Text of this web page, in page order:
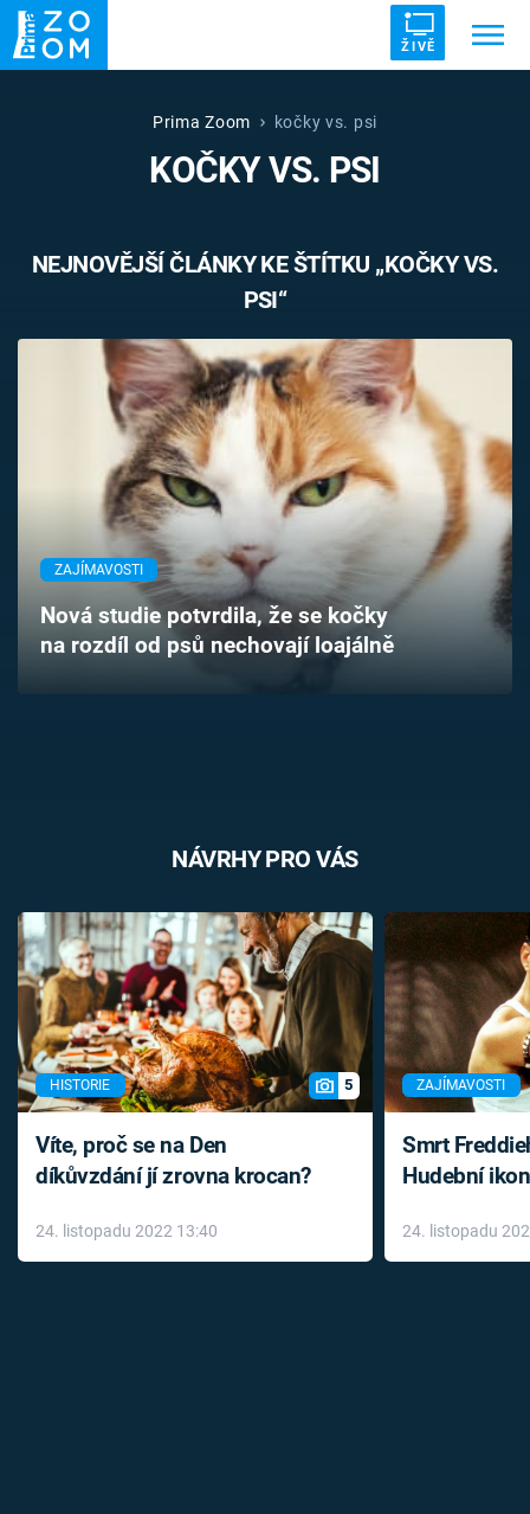
ŽIVĚ
UFO DRUHÁ SVĚTOVÁ VÁLKA
VETŘELCI DÁVNOVĚKU
Témata
TV Program
Časopis
Sledujte prima+
Prima Zoom kočky vs. psi
KOČKY VS. PSI
NEJNOVĚJŠÍ ČLÁNKY KE ŠTÍTKU „KOČKY VS.
PSI“
ZAJÍMAVOSTI
Nová studie potvrdila, že se kočky
na rozdíl od psů nechovají loajálně
NÁVRHY PRO VÁS
HISTORIE 5
Víte, proč se na Den
díkůvzdání jí zrovna krocan?
24. listopadu 2022 13:40
ZAJÍMAVOSTI
Smrt
Hudební
léky
24. listopadu